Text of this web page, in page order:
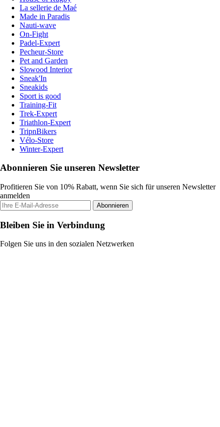
La sellerie de Maé
Made in Paradis
Nauti-wave
On-Fight
Padel-Expert
Pecheur-Store
Pet and Garden
Slowood Interior
Sneak'In
Sneakids
Sport is good
Training-Fit
Trek-Expert
Triathlon-Expert
TripnBikers
Vélo-Store
Winter-Expert
Abonnieren Sie unseren Newsletter
Profitieren Sie von 10% Rabatt, wenn Sie sich für unseren Newsletter
anmelden
Abonnieren
Bleiben Sie in Verbindung
Folgen Sie uns in den sozialen Netzwerken